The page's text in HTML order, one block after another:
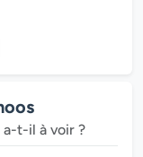
a-t-il à voir ?